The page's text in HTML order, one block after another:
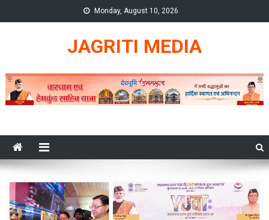
to
Monday, August 10, 2026
JAGRITI MEDIA